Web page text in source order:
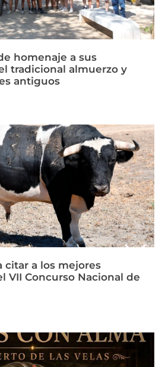
homenaje a sus
tradicional almuerzo y
antiguos
citar a los mejores
VII Concurso Nacional de